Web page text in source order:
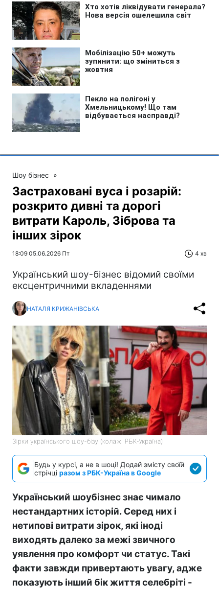
Шоу бізнес »
Застраховані вуса і розарій:
розкрито дивні та дорогі
витрати Кароль, Зіброва та
інших зірок
18:09 05.06.2026 Пт 4 хв
Український шоу-бізнес відомий своїми
ексцентричними вкладеннями
НАТАЛЯ КРИЖАНІВСЬКА
Зірки українського шоу-бізу (колаж: РБК-Україна)
Будь у курсі, а не в шоці! Додай змісту своїй
стрічці разом з РБК-Україна в Google
Український шоубізнес знає чимало
нестандартних історій. Серед них і
нетипові витрати зірок, які іноді
виходять далеко за межі звичного
уявлення про комфорт чи статус. Такі
факти завжди привертають увагу, адже
показують інший бік життя селебріті -